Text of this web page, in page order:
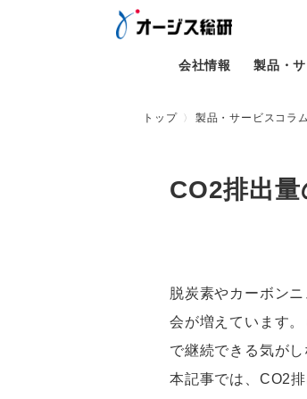
会社情報 製品・
トップ 製品・サービスコラム
CO2排出
脱炭素やカーボン
会が増えています
で継続できる気が
本記事では、CO2